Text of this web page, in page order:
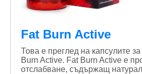
Fat Burn Active
Това е преглед на капсулите
Burn Active. Fat Burn Active е
отслабване, съдържащ